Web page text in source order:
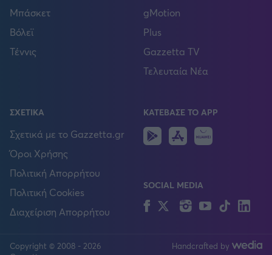
Μπάσκετ
Βόλεϊ
Τέννις
gMotion
Plus
Gazzetta TV
Τελευταία Νέα
ΣΧΕΤΙΚΑ
Σχετικά με το Gazzetta.gr
Όροι Χρήσης
Πολιτική Απορρήτου
Πολιτική Cookies
Διαχείριση Απορρήτου
ΚΑΤΕΒΑΣΕ ΤΟ APP
Android
IOS
SOCIAL MEDIA
FacebookTwitterInstagram
YouTubeTikTok
Copyright © 2008 - 2026
Handcrafted by